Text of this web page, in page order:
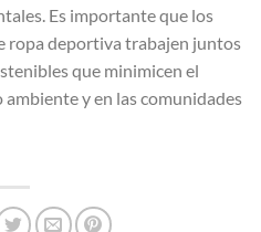
Es importante que los
ropa deportiva trabajen juntos
que minimicen el
y en las comunidades